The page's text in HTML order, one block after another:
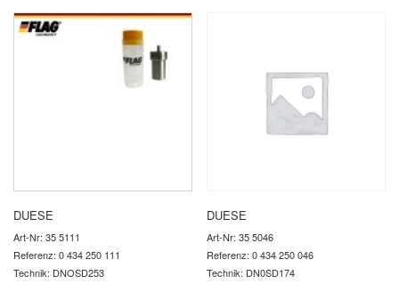
DUESE
Art-Nr: 35 5111
Referenz: 0 434 250 111
Technik: DNOSD253
DUESE
Art-Nr: 35 5046
Referenz: 0 434 250 046
Technik: DN0SD174